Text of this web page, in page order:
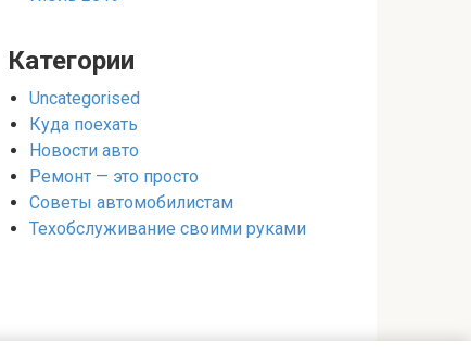
Категории
Uncategorised
Куда поехать
Новости авто
Ремонт — это просто
Советы автомобилистам
Техобслуживание своими руками